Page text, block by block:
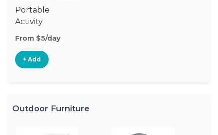
Portable
Activity
Center
From $5/day
+ Add
Outdoor Furniture